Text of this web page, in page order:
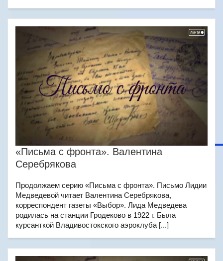
«Письма с фронта». Валентина
Серебрякова
Продолжаем серию «Письма с фронта». Письмо Лидии
Медведевой читает Валентина Серебрякова,
корреспондент газеты «Выбор». Лида Медведева
родилась на станции Гродеково в 1922 г. Была
курсанткой Владивостокского аэроклуба [...]